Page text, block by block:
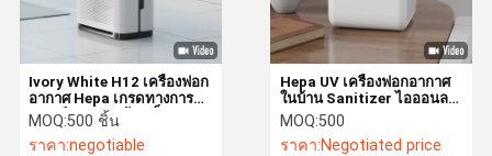
Ivory White H12 เครื่องฟอก
อากาศ Hepa เกรดทางการ
แพทย์ 120W พร้อม ล็อค
ป้องกันเด็ก
MOQ:500 ชิ้น
ราคา:negotiable
Hepa UV เครื่องฟอกอากาศ
ในบ้าน Sanitizer ไอออนลบ
EU Certificates
MOQ:500
ราคา:Negotiated price